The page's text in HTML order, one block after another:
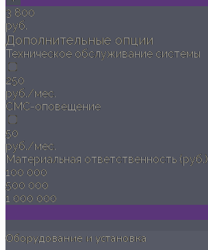
3 800
руб.
Дополнительные опции
Техническое обслуживание системы
250
руб./мес.
СМС-оповещение
50
руб./мес.
Материальная ответственность (руб.)
100 000
500 000
1 000 000
Оборудование и установка